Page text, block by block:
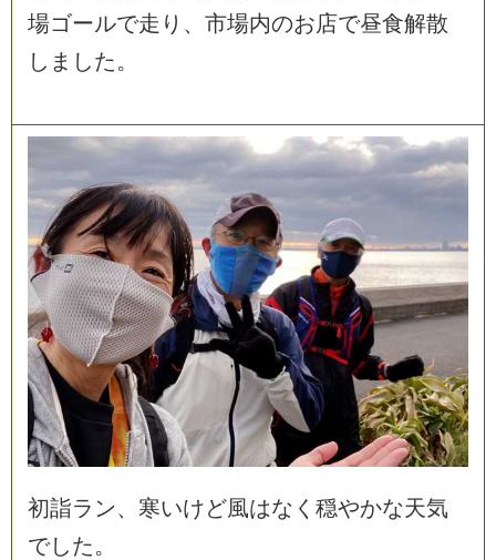
場ゴールで走 り 、 市場内のお店で昼食解散
し ま した。
初詣ラ ン、 寒いけど風はな く 穏やかな天気
でした。